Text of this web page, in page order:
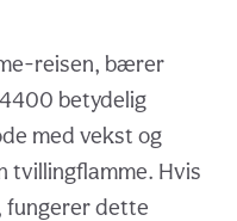
reisen, bærer
betydelig
med vekst og
tvillingflamme. Hvis
fungerer dette